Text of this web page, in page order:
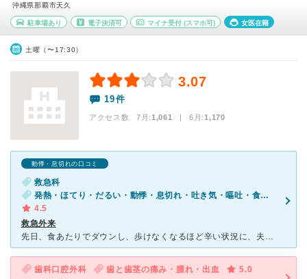
沖縄県那覇市天久
駐車場あり 電子決済可 マイナ受付 (スマホ可) 女医在籍
土曜（〜17:30）
3.07
19件
アクセス数 7月:1,061 | 6月:1,170
動悸・息切れの口コミ
救急科
発熱・ほてり・だるい・動悸・息切れ・吐き気・嘔吐・食欲不振・体調不良
4.5
救急外来
先日、食あたりでダウンし、歩けなくなるほど辛い状況に、夫と共に受診しました。 深夜ということもあり、家から近く、救急外来があると知り受診したところ、待合室も結構混んでおり「これは時間がかかるかも」と
歯科口腔外科 歯と歯茎の痛み・腫れ・出血
5.0